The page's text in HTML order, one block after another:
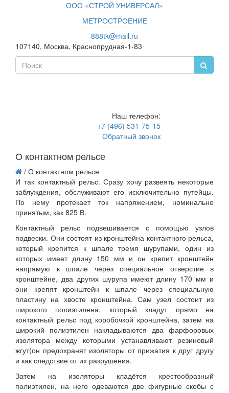
ООО «СТРОЙ УНИВЕРСАЛ»
МЕТРОСТРОЕНИЕ
888tk@mail.ru
107140, Москва, Краснопрудная-1-83
Наш телефон:
+7 (496) 531-75-15
Обратный звонок
О контактном рельсе
/ О контактном рельсе
И так контактный рельс. Сразу хочу развеять некоторые
заблуждения, обслуживают его исключительно путейцы.
По нему протекает ток напряжением, номинально
принятым, как 825 В.
Контактный рельс подвешивается с помощью узлов
подвески. Они состоят из кронштейна контактного рельса,
который крепится к шпале тремя шурупами, один из
которых имеет длину 150 мм и он крепит кронштейн
напрямую к шпале через специальное отверстие в
кронштейне, два других шурупа имеют длину 170 мм и
они крепят кронштейн к шпале через специальную
пластину на хвосте кронштейна. Сам узел состоит из
широкого полиэтилена, который кладут прямо на
контактный рельс под коробочкой кронштейна, затем на
широкий полиэтилен накладываются два фарфоровых
изолятора между которыми устанавливают резиновый
жгут(он предохранят изоляторы от прижатия к друг другу
и как следствие от их разрушения.
Затем на изоляторы кладётся крестообразный
полиэтилен, на него одеваются две фигурные скобы с